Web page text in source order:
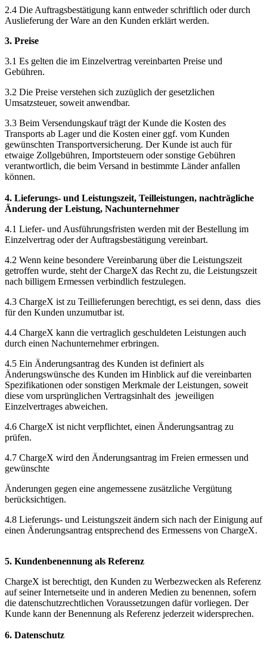
2.4 Die Auftragsbestätigung kann entweder schriftlich oder durch
Auslieferung der Ware an den Kunden erklärt werden.
3. Preise
3.1 Es gelten die im Einzelvertrag vereinbarten Preise und
Gebühren.
3.2 Die Preise verstehen sich zuzüglich der gesetzlichen
Umsatzsteuer, soweit anwendbar.
3.3 Beim Versendungskauf trägt der Kunde die Kosten des
Transports ab Lager und die Kosten einer ggf. vom Kunden
gewünschten Transportversicherung. Der Kunde ist auch für
etwaige Zollgebühren, Importsteuern oder sonstige Gebühren
verantwortlich, die beim Versand in bestimmte Länder anfallen
können.
4. Lieferungs- und Leistungszeit, Teilleistungen, nachträgliche
Änderung der Leistung, Nachunternehmer
4.1 Liefer- und Ausführungsfristen werden mit der Bestellung im
Einzelvertrag oder der Auftragsbestätigung vereinbart.
4.2 Wenn keine besondere Vereinbarung über die Leistungszeit
getroffen wurde, steht der ChargeX das Recht zu, die Leistungszeit
nach billigem Ermessen verbindlich festzulegen.
4.3 ChargeX ist zu Teillieferungen berechtigt, es sei denn, dass dies
für den Kunden unzumutbar ist.
4.4 ChargeX kann die vertraglich geschuldeten Leistungen auch
durch einen Nachunternehmer erbringen.
4.5 Ein Änderungsantrag des Kunden ist definiert als
Änderungswünsche des Kunden im Hinblick auf die vereinbarten
Spezifikationen oder sonstigen Merkmale der Leistungen, soweit
diese vom ursprünglichen Vertragsinhalt des jeweiligen
Einzelvertrages abweichen.
4.6 ChargeX ist nicht verpflichtet, einen Änderungsantrag zu
prüfen.
4.7 ChargeX wird den Änderungsantrag im Freien ermessen und
gewünschte
Änderungen gegen eine angemessene zusätzliche Vergütung
berücksichtigen.
4.8 Lieferungs- und Leistungszeit ändern sich nach der Einigung auf
einen Änderungsantrag entsprechend des Ermessens von ChargeX.
5. Kundenbenennung als Referenz
ChargeX ist berechtigt, den Kunden zu Werbezwecken als Referenz
auf seiner Internetseite und in anderen Medien zu benennen, sofern
die datenschutzrechtlichen Voraussetzungen dafür vorliegen. Der
Kunde kann der Benennung als Referenz jederzeit widersprechen.
6. Datenschutz